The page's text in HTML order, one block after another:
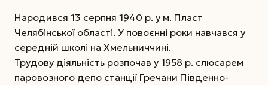
Народився 13 серпня 1940 р. у м. Пласт
Челябінської області. У повоєнні роки навчався у
середній школі на Хмельниччині.
Трудову діяльність розпочав у 1958 р. слюсарем
паровозного депо станції Гречани Південно-